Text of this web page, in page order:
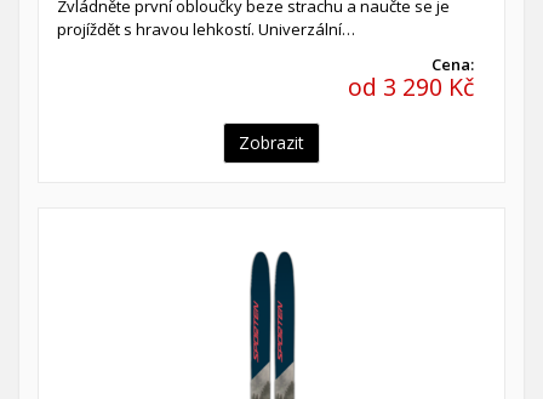
Zvládněte první obloučky beze strachu a naučte se je
projíždět s hravou lehkostí. Univerzální…
Cena:
od 3 290 Kč
Zobrazit